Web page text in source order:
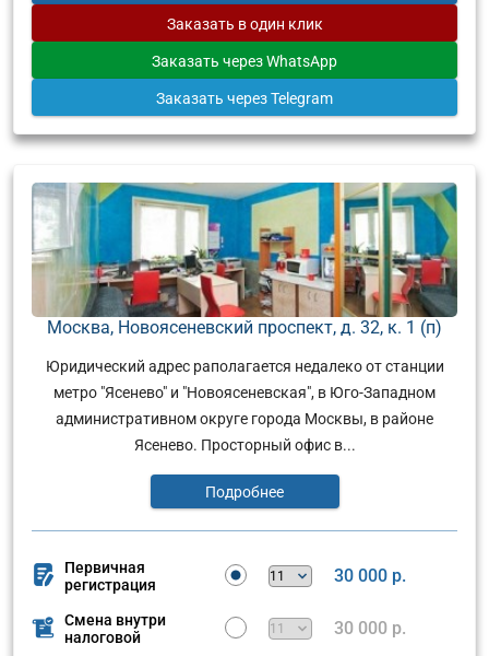
Заказать в один клик
Заказать через WhatsApp
Заказать через Telegram
Москва, Новоясеневский проспект, д. 32, к. 1 (п)
Юридический адрес раполагается недалеко от станции
метро "Ясенево" и "Новоясеневская", в Юго-Западном
административном округе города Москвы, в районе
Ясенево. Просторный офис в...
Подробнее
Первичная
регистрация
30 000 р.
Смена внутри
налоговой
30 000 р.